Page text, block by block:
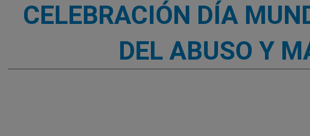
CELEBRACIÓN DÍA
DEL ABUSO Y